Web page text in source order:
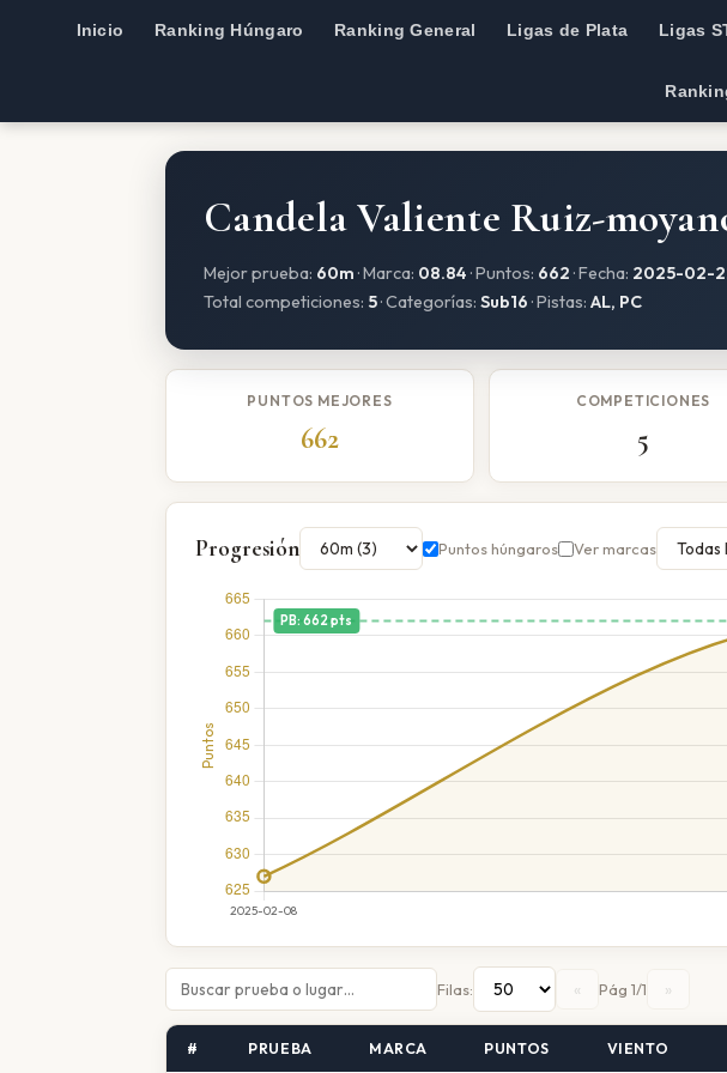
Inicio Ranking Húngaro Ranking General Ligas de Plata Ligas
Candela Valiente Ruiz-
Mejor prueba: 60m · Marca: 08.84 · Puntos: 662 · Fecha: 2025-02-
Total competiciones: 5· Categorías: Sub16 · Pistas: AL, PC
PUNTOS MEJORES
662
COMPETICIONES
5
Progresión Puntos húngaros Ver marcas
Filas: « Pág 1/1 »
# PRUEBA MARCA PUNTOS VIENTO